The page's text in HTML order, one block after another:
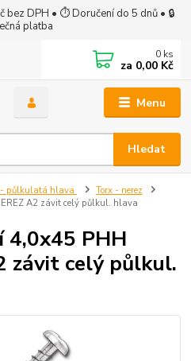
bez DPH • ⏱ Doručení do 5 dnů • 🔒
platba
Menu
Hledat
0 ks
za 0,00 Kč
půlkulatá hlava
Torx - nerez
A2 závit celý půlkul. hlava
PHH
závit celý půlkul.